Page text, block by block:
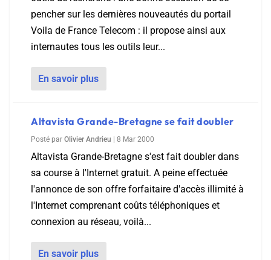
pencher sur les dernières nouveautés du portail
Voila de France Telecom : il propose ainsi aux
internautes tous les outils leur...
En savoir plus
Altavista Grande-Bretagne se fait doubler
Posté par Olivier Andrieu 8 Mar 2000
Altavista Grande-Bretagne s'est fait doubler dans
sa course à l'Internet gratuit. A peine effectuée
l'annonce de son offre forfaitaire d'accès illimité à
l'Internet comprenant coûts téléphoniques et
connexion au réseau, voilà...
En savoir plus